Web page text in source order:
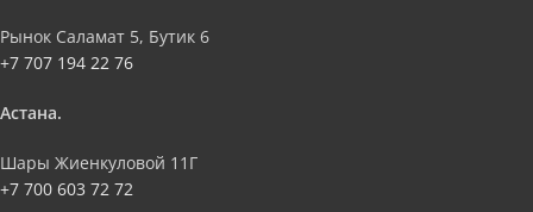
Рынок Саламат 5, Бутик 6
+7 707 194 22 76
Астана.
Шары Жиенкуловой 11Г
+7 700 603 72 72